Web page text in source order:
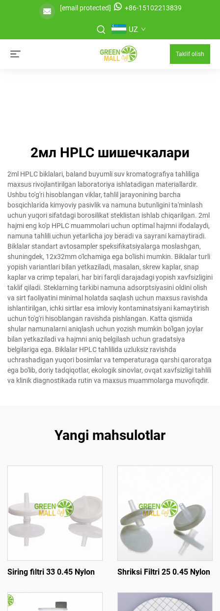
[email protected] +86-15102213839
UZ
Taklif olish
2мл HPLC шишечкалари
2ml HPLC biklalari, baland buyumli suv kromatografiya tahliliga
maxsus rivojlantirilgan laboratoriya ishlatadigan materiallardir.
Ushbu to'g'ri hisoblangan viklar, tahlil jarayonining barcha
bosqichlarida kimyoviy pasivlik va namuna butunligini ta'minlash
uchun yuqori sifatdagi borosilikat steklistan ishlab chiqarilgan. 2ml
hajmi eng ko'p HPLC muammolari uchun optimal hajmni ifodalaydi,
namuna tahlili uchun yetarlicha joy beradi va sayrani kamaytiradi.
Biklalar standart avtosampler speksifikatsiyalarga moslashgan,
shuningdek, 12x32mm o'lchamiga ega bo'lishi mumkin. Biklalar turli
yopish variantlari bilan yetkaziladi, masalan, skrew kaplar, snap
kaplar va crimp tepalari, har biri farqli darajadagi yopish xavfsizligini
taklif qiladi. Steklarning tarkibi namuna adsorptsiyasini oldini olish
va sirt faoliyatini minimal holatda saqlash uchun maxsus ravishda
ishlantirilgan, ichki sirtlar esa imloviy kontaminatsiyani kamaytirish
uchun to'g'ri hisoblangan ravishda pishlangan. Katta qismida
shular namunalarni aniqlash uchun yozish mumkin bo'lgan joylar
bilan yetkaziladi va hajmni aniq belgilash uchun gradatsiya
belgilariga ega. Biklalar HPLC tahlilida uzluksiz ravishda
uchrashadigan yuqori bosimlar va temperaturaga qarshi qaroratga
ega bo'lib, doriy tadqiqotlar, ekologik sinovlar, ovqat xavfsizligi tahlili
va klinik diagnostikada rutin va maxsus muammolarga muvofiqdir.
Yangi mahsulotlar
Siring filtri 33 0.45 Nylon Shriksi Filtri 25 0.45 Nylon